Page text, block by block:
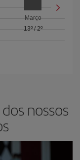
Março
13º/ 2º
nossos